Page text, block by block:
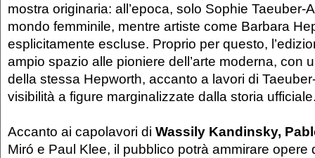
mostra originaria: all’epoca, solo Sophie Taeuber-
mondo femminile, mentre artiste come Barbara
esplicitamente escluse. Proprio per questo,
ampio spazio alle pioniere dell’arte moderna, con
della stessa Hepworth, accanto a lavori di
visibilità a figure marginalizzate dalla storia
Accanto ai capolavori di Wassily Kandinsky,
Miró e Paul Klee, il pubblico potrà ammirare opere